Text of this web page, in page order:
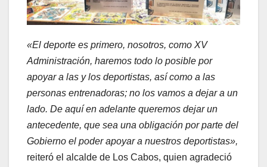
«El deporte es primero, nosotros, como XV
Administración, haremos todo lo posible por
apoyar a las y los deportistas, así como a las
personas entrenadoras; no los vamos a dejar a un
lado. De aquí en adelante queremos dejar un
antecedente, que sea una obligación por parte del
Gobierno el poder apoyar a nuestros deportistas»,
reiteró el alcalde de Los Cabos, quien agradeció